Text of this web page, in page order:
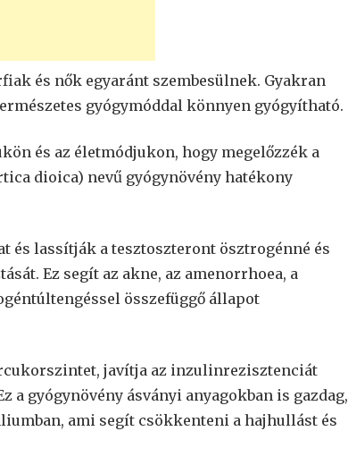
és nők egyaránt szembesülnek. Gyakran
gyógymóddal könnyen gyógyítható.
és az életmódjukon, hogy megelőzzék a
dioica) nevű gyógynövény hatékony
és lassítják a tesztoszteront ösztrogénné és
Ez segít az akne, az amenorrhoea, a
összefüggő állapot
javítja az inzulinrezisztenciát
a gyógynövény ásványi anyagokban is gazdag,
ami segít csökkenteni a hajhullást és